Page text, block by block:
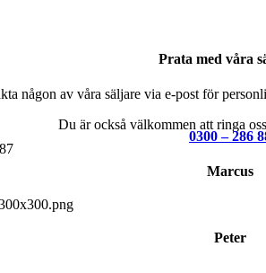
Prata med våra
någon av våra säljare via e-post för
Du är också välkommen att ringa
0300 – 286
Marcus
Peter